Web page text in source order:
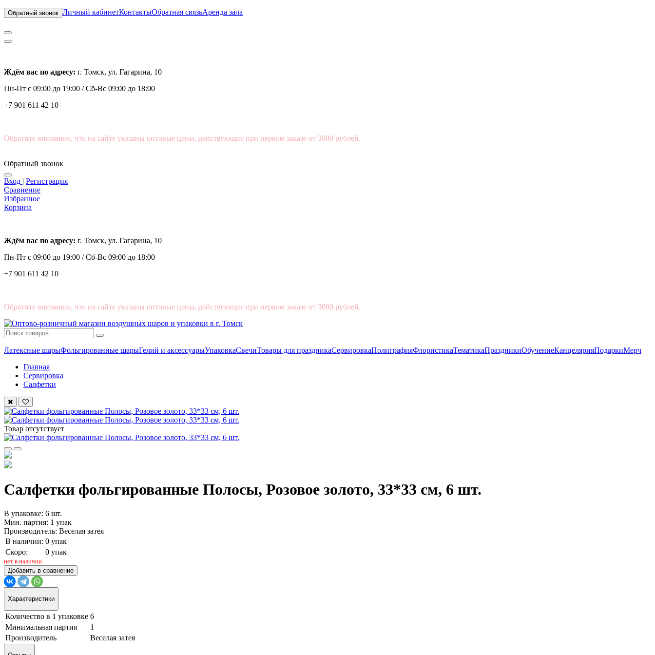
Обратный звонок Личный кабинетКонтактыОбратная связьАренда зала
Ждём вас по адресу: г. Томск, ул. Гагарина, 10
Пн-Пт с 09:00 до 19:00 /Сб-Вс 09:00 до 18:00
+7 901 611 42 10
Обратите внимание, что на сайте указаны оптовые цены, действующие при первом заказе от 3000 рублей.
Обратный звонок
Вход | Регистрация
Сравнение
Избранное
Корзина
Ждём вас по адресу: г. Томск, ул. Гагарина, 10
Пн-Пт с 09:00 до 19:00 /Сб-Вс 09:00 до 18:00
+7 901 611 42 10
Обратите внимание, что на сайте указаны оптовые цены, действующие при первом заказе от 3000 рублей.
Латексные шарыФольгированные шарыГелий и аксессуарыУпаковкаСвечиТовары для праздникаСервировкаПолиграфияФлористикаТематикаПраздникиОбучениеКанцелярияПодаркиМерч
Главная
Сервировка
Салфетки
Товар отсутствует
Салфетки фольгированные Полосы, Розовое золото, 33*33 см, 6 шт.
В упаковке: 6 шт.
Мин. партия: 1 упак
Производитель: Веселая затея
В наличии: 0 упак
Скоро:
0 упак
нет в наличии
Добавить в сравнение
Характеристики
Количество в 1 упаковке 6
Минимальная партия
1
Производитель
Веселая затея